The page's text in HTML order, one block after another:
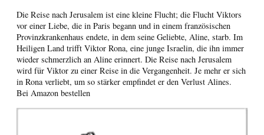
Die Reise nach Jerusalem ist eine kleine Flucht; die Flucht Viktors
vor einer Liebe, die in Paris begann und in einem französischen
Provinzkrankenhaus endete, in dem seine Geliebte, Aline, starb. Im
Heiligen Land trifft Viktor Rona, eine junge Israelin, die ihn immer
wieder schmerzlich an Aline erinnert. Die Reise nach Jerusalem
wird für Viktor zu einer Reise in die Vergangenheit. Je mehr er sich
in Rona verliebt, um so stärker empfindet er den Verlust Alines.
Bei Amazon bestellen